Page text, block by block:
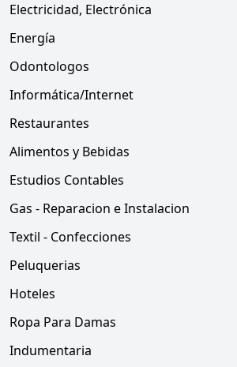
Electricidad, Electrónica
Energía
Odontologos
Informática/Internet
Restaurantes
Alimentos y Bebidas
Estudios Contables
Gas - Reparacion e Instalacion
Textil - Confecciones
Peluquerias
Hoteles
Ropa Para Damas
Indumentaria